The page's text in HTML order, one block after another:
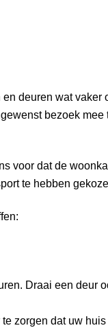
deuren wat vaker
bezoek mee
voor dat de
te hebben
Draai een deur
zorgen dat uw